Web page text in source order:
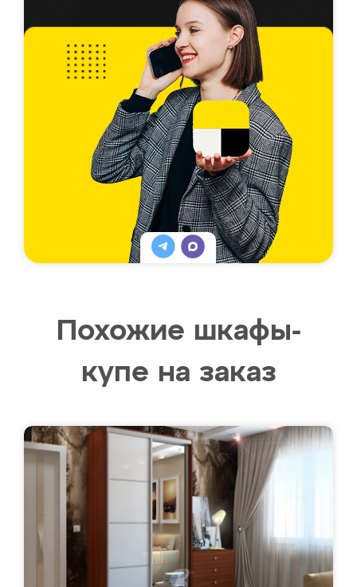
Похожие шкафы-
купе на заказ